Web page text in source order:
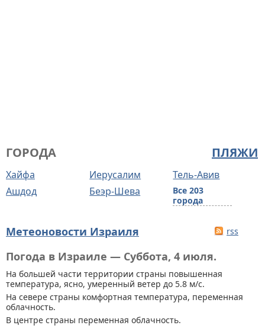
ПЛЯЖИ
ГОРОДА
Хайфа Иерусалим
Тель-Авив
Ашдод
Беэр-Шева
Все 203
города
Метеоновости Израиля rss
Погода в Израиле — Суббота, 4 июля.
На большей части территории страны повышенная
температура, ясно, умеренный ветер до 5.8 м/с.
На севере страны комфортная температура, переменная
облачность.
В центре страны переменная облачность.